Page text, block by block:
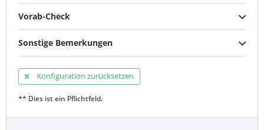
Vorab-Check
Sonstige Bemerkungen
Konfiguration zurücksetzen
** Dies ist ein Pflichtfeld.